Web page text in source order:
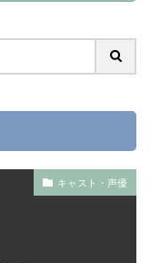
キャスト・声優